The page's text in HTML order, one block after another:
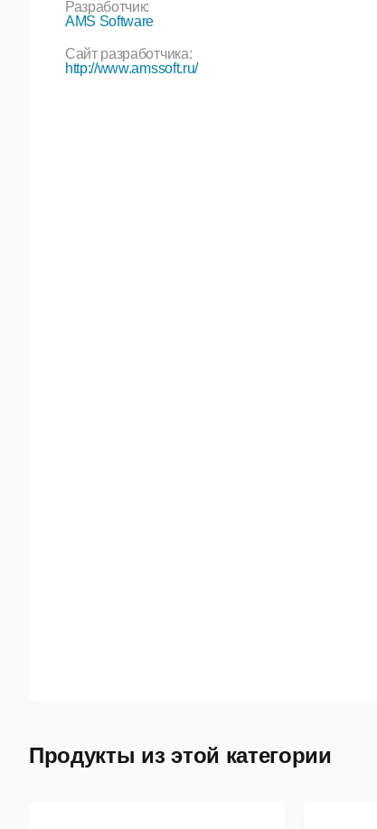
Разработчик:
AMS Software
Сайт разработчика:
http://www.amssoft.ru/
Продукты из этой категории